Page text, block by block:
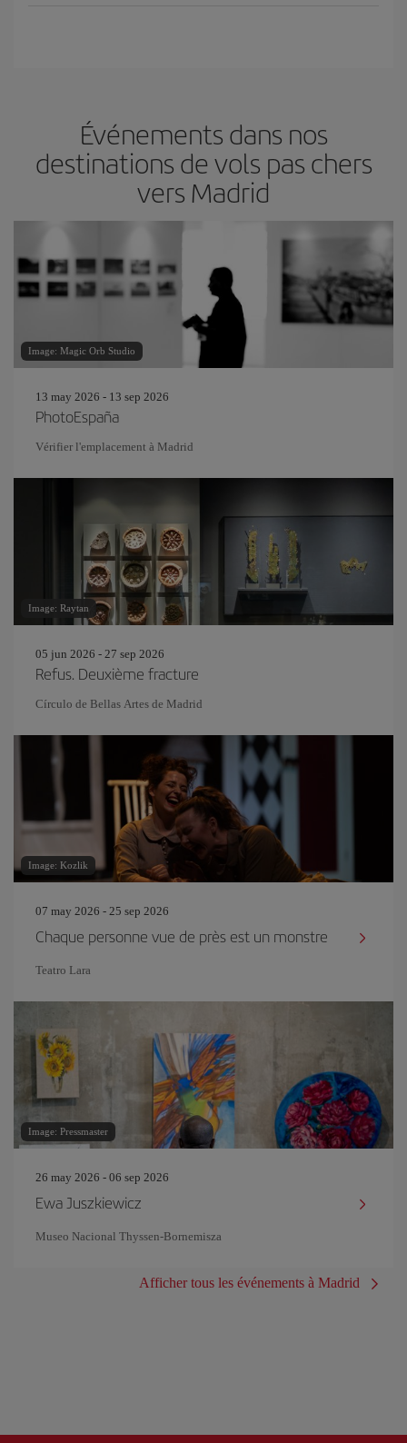
Événements dans nos
destinations de vols pas chers
vers Madrid
Image: Magic Orb Studio
13 may 2026 - 13 sep 2026
PhotoEspaña
Vérifier l'emplacement à Madrid
Image: Raytan
05 jun 2026 - 27 sep 2026
Refus. Deuxième fracture
Círculo de Bellas Artes de Madrid
Image: Kozlik
07 may 2026 - 25 sep 2026
Chaque personne vue de près est un monstre
Teatro Lara
Image: Pressmaster
26 may 2026 - 06 sep 2026
Ewa Juszkiewicz
Museo Nacional Thyssen-Bornemisza
Afficher tous les événements à Madrid